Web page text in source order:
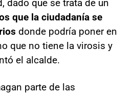
dado que se trata de un
que la ciudadanía se
donde podría poner en
que no tiene la virosis y
el alcalde.
parte de las